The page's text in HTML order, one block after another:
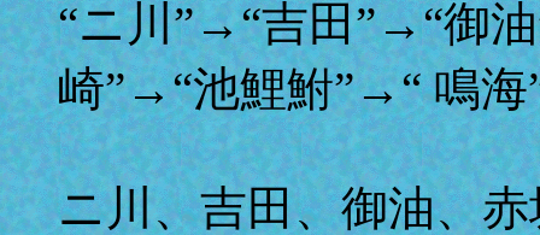
“ニ川”→“吉田”→“御
崎”→“池鯉鮒”→“ 鳴海
ニ川、吉田、御油、